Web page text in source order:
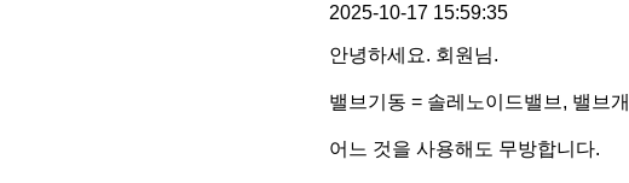
2025-10-17 15:59:35
안녕하세요. 회원님.
밸브기동 = 솔레노이드밸브, 밸브
어느 것을 사용해도 무방합니다.